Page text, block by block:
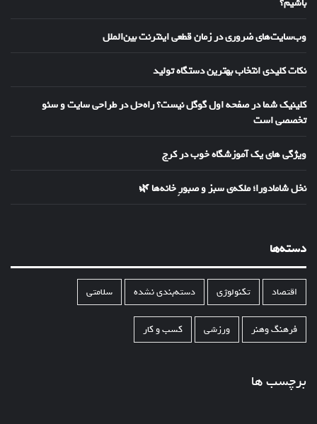
باشیم؟
وب‌سایت‌های ضروری در زمان قطعی اینترنت بین‌الملل
نکات کلیدی انتخاب بهترین دستگاه تولید
کلینیک شما در صفحه اول گوگل نیست؟ راه‌حل در طراحی سایت و سئو
تخصصی است
ویژگی های یک آموزشگاه خوب در کرج
نخل شامادورا؛ ملکه‌ی سبز و صبورِ خانه‌ها 🌿
دسته‌ها
اقتصاد تکنولوژی دسته‌بندی نشده سلامتی
فرهنگ وهنر ورزشی کسب و کار
برچسب ها